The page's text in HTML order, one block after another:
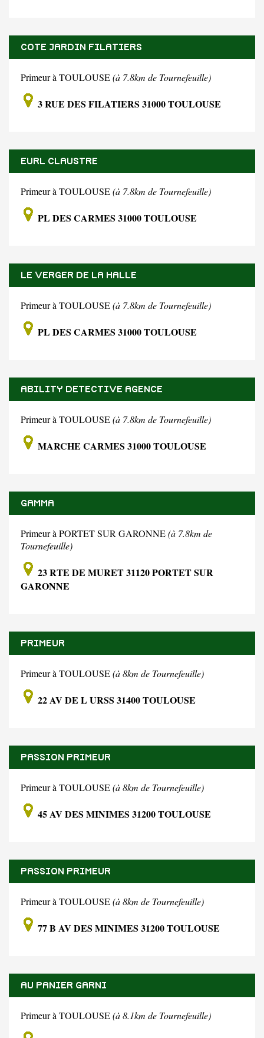
COTE JARDIN FILATIERS
Primeur à TOULOUSE(à 7.8km de Tournefeuille)
3 RUE DES FILATIERS 31000 TOULOUSE
EURL CLAUSTRE
Primeur à TOULOUSE(à 7.8km de Tournefeuille)
PL DES CARMES 31000 TOULOUSE
LE VERGER DE LA HALLE
Primeur à TOULOUSE(à 7.8km de Tournefeuille)
PL DES CARMES 31000 TOULOUSE
ABILITY DETECTIVE AGENCE
Primeur à TOULOUSE(à 7.8km de Tournefeuille)
MARCHE CARMES 31000 TOULOUSE
GAMMA
Primeur à PORTET SUR GARONNE(à 7.8km de
Tournefeuille)
23 RTE DE MURET 31120 PORTET SUR
GARONNE
PRIMEUR
Primeur à TOULOUSE(à 8km de Tournefeuille)
22 AV DE L URSS 31400 TOULOUSE
PASSION PRIMEUR
Primeur à TOULOUSE(à 8km de Tournefeuille)
45 AV DES MINIMES 31200 TOULOUSE
PASSION PRIMEUR
Primeur à TOULOUSE(à 8km de Tournefeuille)
77 B AV DES MINIMES 31200 TOULOUSE
AU PANIER GARNI
Primeur à TOULOUSE(à 8.1km de Tournefeuille)